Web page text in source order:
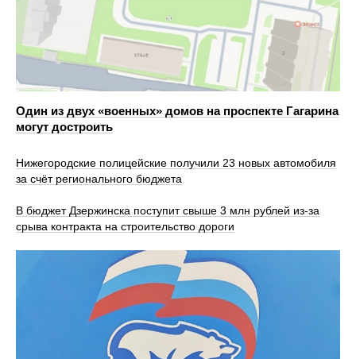
Один из двух «военных» домов на проспекте Гагарина
могут достроить
Нижегородские полицейские получили 23 новых автомобиля
за счёт регионального бюджета
В бюджет Дзержинска поступит свыше 3 млн рублей из-за
срыва контракта на строительство дороги